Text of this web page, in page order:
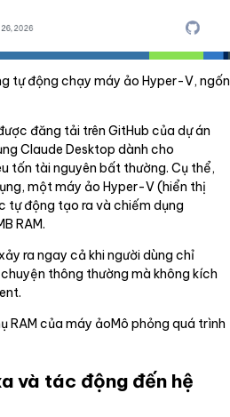
tự động chạy máy ảo Hyper-V, ngốn
đăng tải trên GitHub của dự án
Claude Desktop dành cho
tốn tài nguyên bất thường. Cụ thể,
một máy ảo Hyper-V (hiển thị
tự động tạo ra và chiếm dụng
RAM.
ra ngay cả khi người dùng chỉ
thông thường mà không kích
Mô phỏng quá trình
và tác động đến hệ